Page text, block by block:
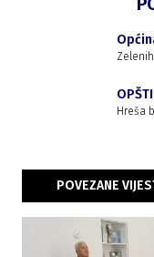
Hreša
POVEZANE